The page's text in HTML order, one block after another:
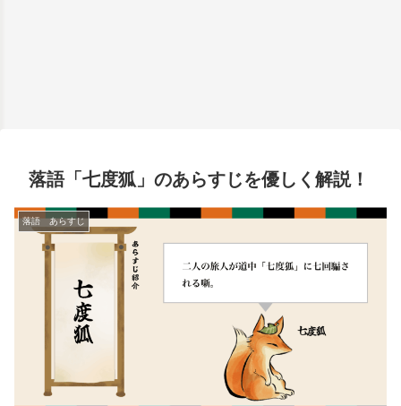
落語「七度狐」のあらすじを優しく解説！
落語 あらすじ